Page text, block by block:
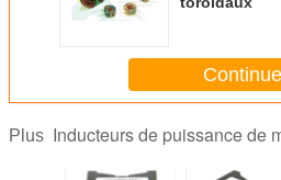
Plus Inducteurs de puissance de